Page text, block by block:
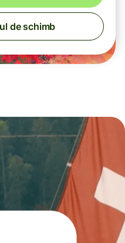
de schimb